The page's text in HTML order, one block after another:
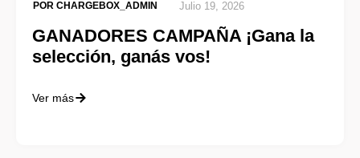
POR CHARGEBOX_ADMIN Julio 19, 2026
GANADORES CAMPAÑA ¡Gana la
selección, ganás vos!
Ver más